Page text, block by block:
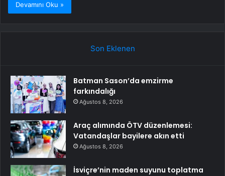
Devamını Oku »
Son Eklenen
Batman Sason’da emzirme
farkındalığı
Ağustos 8, 2026
Araç alımında ÖTV düzenlemesi:
Vatandaşlar bayilere akın etti
Ağustos 8, 2026
İsviçre’nin maden suyunu toplatma